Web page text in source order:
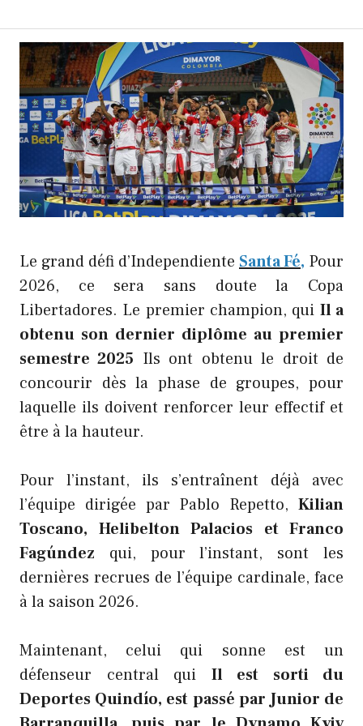
Le grand défi d’Independiente Santa Fé, Pour
2026, ce sera sans doute la Copa
Libertadores. Le premier champion, qui Il a
obtenu son dernier diplôme au premier
semestre 2025 Ils ont obtenu le droit de
concourir dès la phase de groupes, pour
laquelle ils doivent renforcer leur effectif et
être à la hauteur.
Pour l’instant, ils s’entraînent déjà avec
l’équipe dirigée par Pablo Repetto, Kilian
Toscano, Helibelton Palacios et Franco
Fagúndez qui, pour l’instant, sont les
dernières recrues de l’équipe cardinale, face
à la saison 2026.
Maintenant, celui qui sonne est un
défenseur central qui Il est sorti du
Deportes Quindío, est passé par Junior de